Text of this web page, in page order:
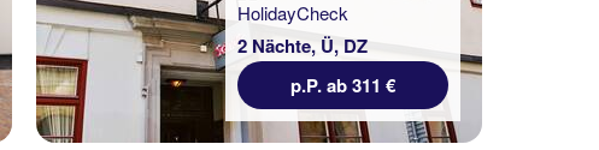
2 Nächte, Ü, DZ
p.P. ab 311 €